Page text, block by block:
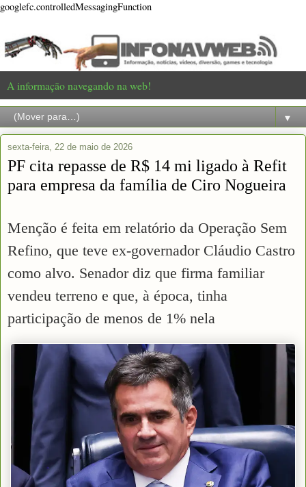
googlefc.controlledMessagingFunction
A informação navegando na web!
▼
sexta-feira, 22 de maio de 2026
PF cita repasse de R$ 14 mi ligado à Refit
para empresa da família de Ciro Nogueira
Menção é feita em relatório da Operação Sem
Refino, que teve ex-governador Cláudio Castro
como alvo. Senador diz que firma familiar
vendeu terreno e que, à época, tinha
participação de menos de 1% nela